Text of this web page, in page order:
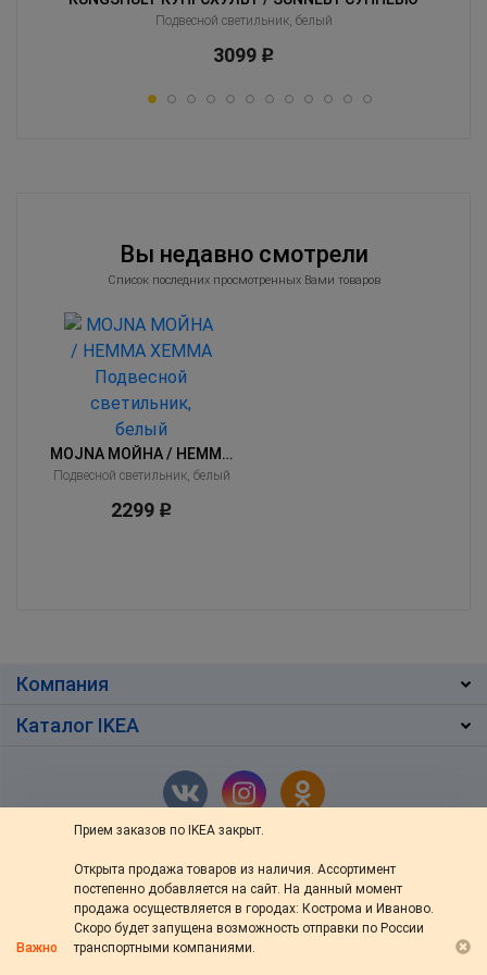
Важно
Прием заказов по IKEA закрыт.
Открыта продажа товаров из наличия. Ассортимент
постепенно добавляется на сайт. На данный момент
продажа осуществляется в городах: Кострома и Иваново.
Скоро будет запущена возможность отправки по России
транспортными компаниями.
Подвесной светильник, белый
3099 Р
Вы недавно смотрели
Список последних просмотренных Вами товаров
MOJNA МОЙНА / HEMMA ХЕММА
Подвесной светильник, белый
2299 Р
Компания
Каталог IKEA
г. Кострома,ул. Ив.Сусанина 48/76
+7 (4942) 46-13-64
пн — вс: с 10:00 до 20:00